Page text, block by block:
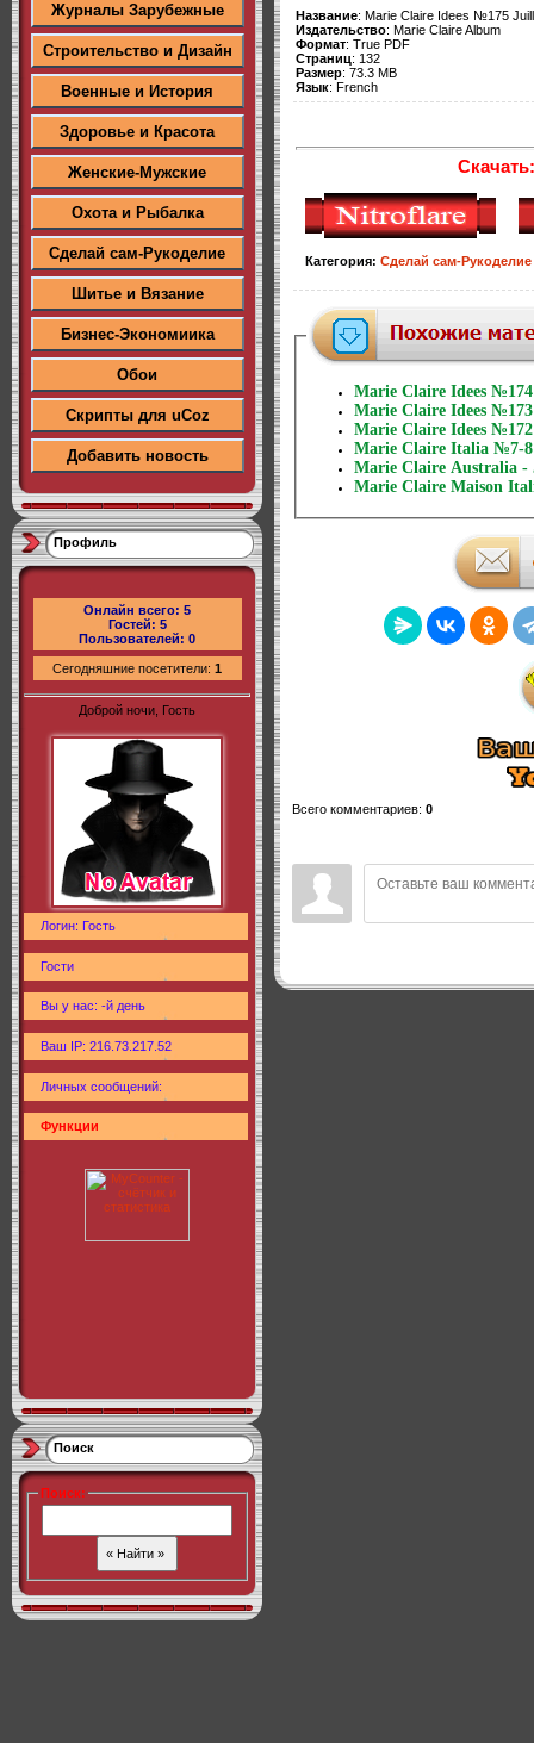
Журналы Зарубежные
Строительство и Дизайн
Военные и История
Здоровье и Красота
Женские-Мужские
Охота и Рыбалка
Сделай сам-Рукоделие
Шитье и Вязание
Бизнес-Экономиика
Обои
Скрипты для uCoz
Добавить новость
Профиль
Онлайн всего: 5
Гостей: 5
Пользователей: 0
Сегодняшние посетители: 1
Доброй ночи, Гость
Логин: Гость
Гости
Вы у нас: -й день
Ваш IP: 216.73.217.52
Личных сообщений:
Функции
Поиск
Поиск:
Название: Marie Claire Idees №175
Издательство: Marie Claire Album
Формат: True PDF
Страниц: 132
Размер: 73.3 MB
Язык: French
Скачать:
Категория: Сделай сам-Рукоделие
Marie Claire Idees №174
Marie Claire Idees №173
Marie Claire Idees №172
Marie Claire Italia №7-8
Marie Claire Australia -
Marie Claire Maison
Всего комментариев: 0